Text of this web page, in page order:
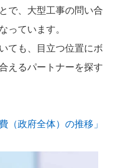
で、大型工事の問い合
っています。
ても、目立つ位置にボ
えるパートナーを探す
（政府全体）の推移」